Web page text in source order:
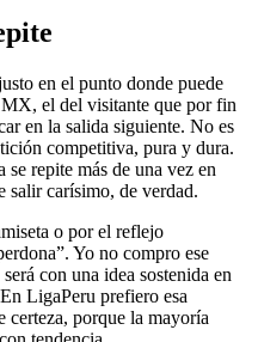
en el punto donde puede
el del visitante que por fin
en la salida siguiente. No es
competitiva, pura y dura.
se repite más de una vez en
salir carísimo, de verdad.
o por el reflejo
Yo no compro ese
con una idea sostenida en
LigaPeru prefiero esa
certeza, porque la mayoría